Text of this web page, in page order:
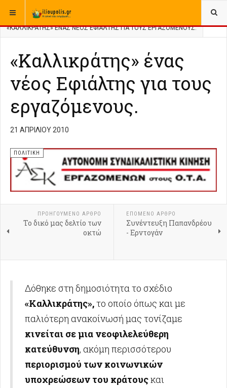
ΒΡΊΣΚΕΣΤΕ ΕΔΏ: ΑΡΧΙΚΉ
«ΚΑΛΛΙΚΡΆΤΗΣ» ΈΝΑΣ ΝΈΟΣ ΕΦΙΆΛΤΗΣ ΓΙΑ ΤΟΥΣ ΕΡΓΑΖΌΜΕΝΟΥΣ.
«Καλλικράτης» ένας
νέος Εφιάλτης για τους
εργαζόμενους.
21 ΑΠΡΙΛΊΟΥ 2010
ΠΟΛΙΤΙΚΗ
ΠΡΟΗΓΟΎΜΕΝΟ ΑΡΘΡΟ
Το δικό μας δελτίο των
οκτώ
ΕΠΟΜΕΝΟ ΑΡΘΡΟ
Συνέντευξη Παπανδρέου
- Ερντογάν
Δόθηκε στη δημοσιότητα το σχέδιο
«Καλλικράτης»,το οποίο όπως και με
παλιότερη ανακοίνωσή μας τονίζαμε
κινείται σε μια νεοφιλελεύθερη
κατεύθυνση, ακόμη περισσότερου
περιορισμού των κοινωνικών
υποχρεώσεων του κράτουςκαι